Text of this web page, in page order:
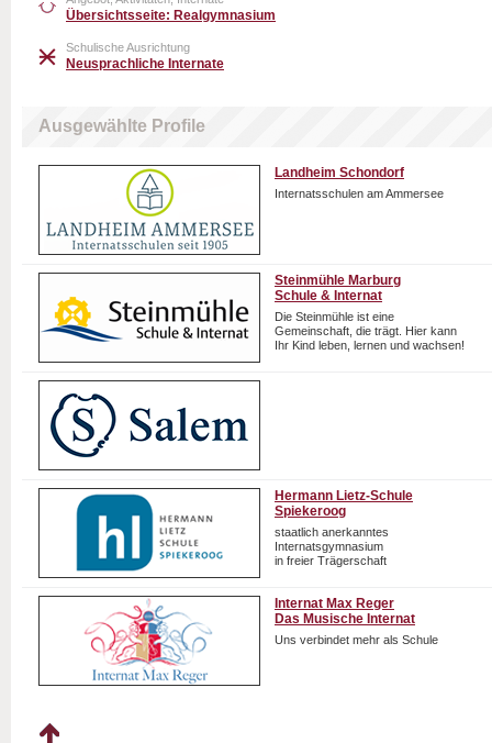
Übersichtsseite: Realgymnasium
Schulische Ausrichtung
Neusprachliche Internate
Ausgewählte Profile
Landheim Schondorf
Internatsschulen am Ammersee
Steinmühle Marburg
Schule & Internat
Die Steinmühle ist eine
Gemeinschaft, die trägt. Hier kann
Ihr Kind leben, lernen und wachsen!
Hermann Lietz-Schule
Spiekeroog
staatlich anerkanntes
Internatsgymnasium
in freier Trägerschaft
Internat Max Reger
Das Musische Internat
Uns verbindet mehr als Schule